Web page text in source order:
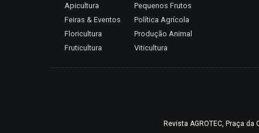
Apicultura
Feiras & Eventos
Floricultura
Fruticultura
Pequenos Frutos
Política Agrícola
Produção Animal
Viticultura
Revista AGROTEC, Praça